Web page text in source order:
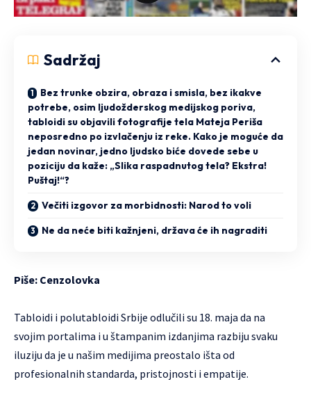
Sadržaj
Bez trunke obzira, obraza i smisla, bez ikakve
potrebe, osim ljudožderskog medijskog poriva,
tabloidi su objavili fotografije tela Mateja Periša
neposredno po izvlačenju iz reke. Kako je moguće da
jedan novinar, jedno ljudsko biće dovede sebe u
poziciju da kaže: „Slika raspadnutog tela? Ekstra!
Puštaj!“?
Večiti izgovor za morbidnosti: Narod to voli
Ne da neće biti kažnjeni, država će ih nagraditi
Piše: Cenzolovka
Tabloidi i polutabloidi Srbije odlučili su 18. maja da na
svojim portalima i u štampanim izdanjima razbiju svaku
iluziju da je u našim medijima preostalo išta od
profesionalnih standarda, pristojnosti i empatije.